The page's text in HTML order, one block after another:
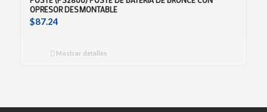
OPRESOR DESMONTABLE
$87.24
Mostrar detalles